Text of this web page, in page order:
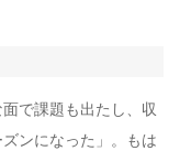
で課題も出たし、収
ンになった」。もは